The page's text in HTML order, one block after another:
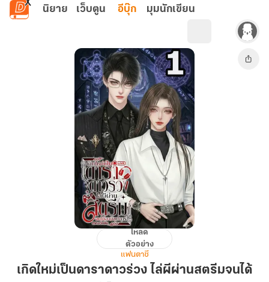
ข้ามไปยังเนื้อหาหลัก
นิยาย เว็บตูน อีบุ๊ก มุมนักเขียน
เป็น
โหลด
ตัวอย่าง
แฟนตาซี
เกิดใหม่เป็นดาราดาวร่วง ไล่ผีผ่านสตรีมจนได้